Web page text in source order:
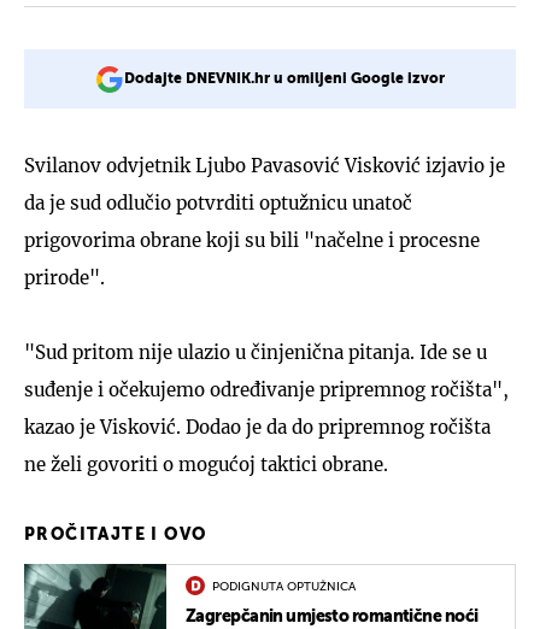
Dodajte DNEVNIK.hr u omiljeni Google izvor
Svilanov odvjetnik Ljubo Pavasović Visković izjavio je
da je sud odlučio potvrditi optužnicu unatoč
prigovorima obrane koji su bili "načelne i procesne
prirode".
"Sud pritom nije ulazio u činjenična pitanja. Ide se u
suđenje i očekujemo određivanje pripremnog ročišta",
kazao je Visković. Dodao je da do pripremnog ročišta
ne želi govoriti o mogućoj taktici obrane.
PROČITAJTE I OVO
PODIGNUTA OPTUŽNICA
Zagrepčanin umjesto romantične noći